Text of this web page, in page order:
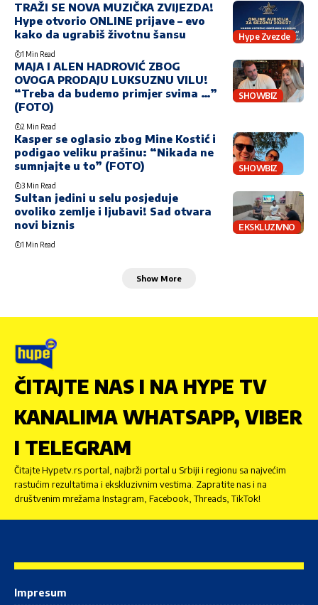
Hype Zvezde
TRAŽI SE NOVA MUZIČKA ZVIJEZDA!
Hype otvorio ONLINE prijave – evo
kako da ugrabiš životnu šansu
1 Min Read
SHOWBIZ
MAJA I ALEN HADROVIĆ ZBOG
OVOGA PRODAJU LUKSUZNU VILU!
“Treba da budemo primjer svima …”
(FOTO)
2 Min Read
SHOWBIZ
Kasper se oglasio zbog Mine Kostić i
podigao veliku prašinu: “Nikada ne
sumnjajte u to” (FOTO)
3 Min Read
EKSKLUZIVNO
Sultan jedini u selu posjeduje
ovoliko zemlje i ljubavi! Sad otvara
novi biznis
1 Min Read
Show More
ČITAJTE NAS I NA HYPE TV
KANALIMA WHATSAPP, VIBER
I TELEGRAM
Čitajte Hypetv.rs portal, najbrži portal u Srbiji i regionu sa najvećim
rastućim rezultatima i ekskluzivnim vestima. Zapratite nas i na
društvenim mrežama Instagram, Facebook, Threads, TikTok!
Impresum